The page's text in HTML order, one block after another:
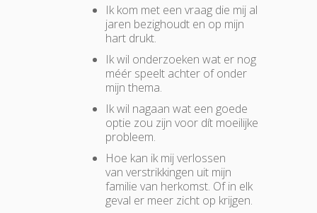
Ik kom met een vraag die mij al
jaren bezighoudt en op mijn
hart drukt.
Ik wil onderzoeken wat er nog
méér speelt achter of onder
mijn thema.
Ik wil nagaan wat een goede
optie zou zijn voor dít moeilijke
probleem.
Hoe kan ik mij verlossen
van verstrikkingen uit mijn
familie van herkomst. Of in elk
geval er meer zicht op krijgen.